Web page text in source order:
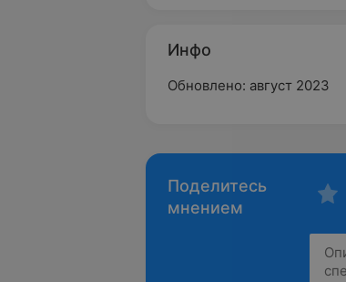
Инфо
Обновлено: август 2023
Поделитесь
мнением